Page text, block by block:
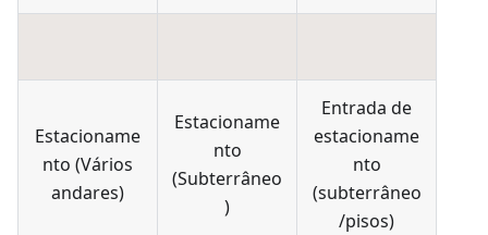
Estacioname
nto (Vários
andares)
Estacioname
nto
(Subterrâneo
)
Entrada de
estacioname
nto
(subterrâneo
/pisos)